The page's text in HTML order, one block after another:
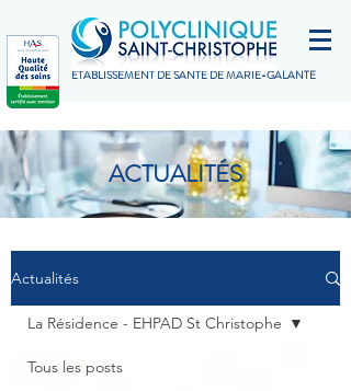
ETABLISSEMENT DE SANTÉ DE MARIE-GALANTE
ACTUALITÉS
Actualités
Tous les posts
La Résidence - EHPAD St Christophe